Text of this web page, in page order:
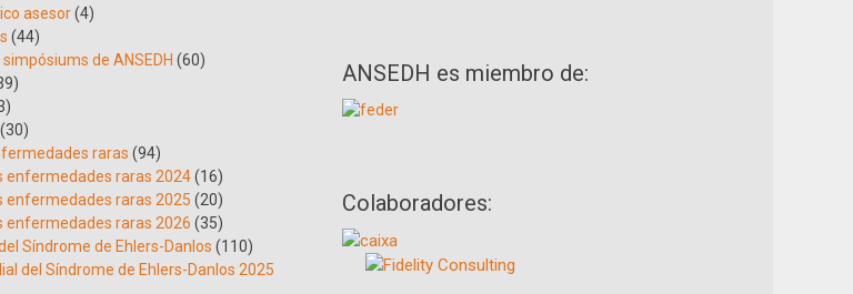
asesor(4)
(44)
de ANSEDH (60)
(30)
raras (94)
enfermedades raras 2024(16)
enfermedades raras 2025 (20)
enfermedades raras 2026 (35)
Síndrome de Ehlers-Danlos (110)
del Síndrome de Ehlers-Danlos 2025
ANSEDH es miembro de:
Colaboradores: